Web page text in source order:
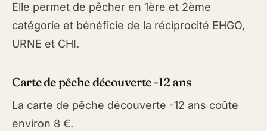
Elle permet de pêcher en 1ère et 2ème
catégorie et bénéficie de la réciprocité EHGO,
URNE et CHI.
Carte de pêche découverte -12 ans
La carte de pêche découverte -12 ans coûte
environ 8 €.